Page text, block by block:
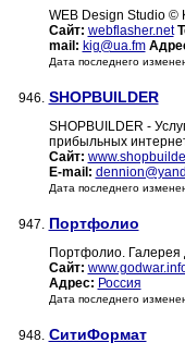
WEB Design Studio ©
Сайт: webflasher.net
mail: kig@ua.fm
Дата последнего
946. SHOPBUILDER
SHOPBUILDER -
прибыльных
Сайт:
E-mail:
Дата последнего
947. Портфолио
Портфолио. Галерея
Сайт:
Адрес: Россия
Дата последнего
948. СитиФормат